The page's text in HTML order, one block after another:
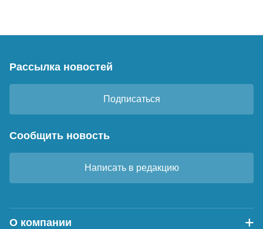
Рассылка новостей
Подписаться
Сообщить новость
Написать в редакцию
О компании